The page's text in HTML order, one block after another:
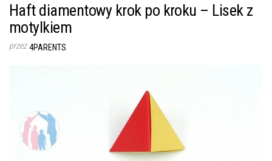
Haft diamentowy krok po kroku – Lisek z
motylkiem
przez 4PARENTS